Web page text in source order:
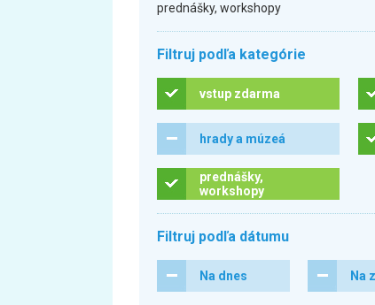
prednášky, workshopy
Filtruj podľa kategórie
vstup zdarma
hrady a múzeá
prednášky,
workshopy
Filtruj podľa dátumu
Na dnes Na